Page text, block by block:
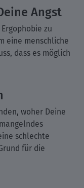
Angst
zu
eine menschliche
dass es möglich
woher Deine
schlechte
für die